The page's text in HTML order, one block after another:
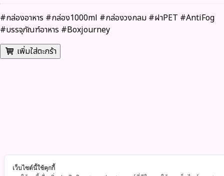
#กล่องอาหาร #กล่อง1000ml #กล่องวงกลม #ฝาPET #AntiFog
#บรรจุภัณฑ์อาหาร #Boxjourney
เพิ่มใส่ตะกร้า
เว็บไซต์นี้ใช้คุกกี้